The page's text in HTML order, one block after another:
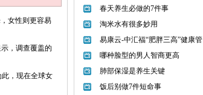
女性则更容易
，调查覆盖的
，现在全球女
春天养生必做的7件事
淘米水有很多妙用
易康云-中汇福“肥胖三高”健康管
哪种脸型的男人智商更高
肺部保湿是养生关键
饭后别做7件短命事